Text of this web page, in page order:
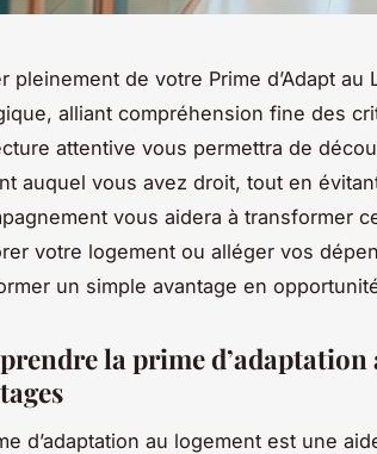
pleinement de votre Prime d’Adapt
alliant compréhension fine des
attentive vous permettra de
auquel vous avez droit, tout en
vous aidera à transformer
votre logement ou alléger vos
un simple avantage en
la prime d’adaptation
d’adaptation au logement est une